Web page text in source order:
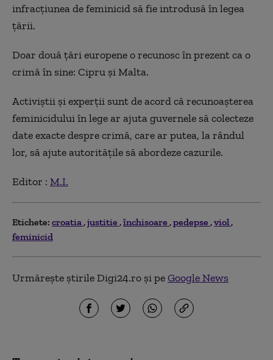
infracțiunea de feminicid să fie introdusă în legea
țării.
Doar două țări europene o recunosc în prezent ca o
crimă în sine: Cipru și Malta.
Activiștii și experții sunt de acord că recunoașterea
feminicidului în lege ar ajuta guvernele să colecteze
date exacte despre crimă, care ar putea, la rândul
lor, să ajute autoritățile să abordeze cazurile.
Editor : M.I.
Etichete: croatia justitie închisoare pedepse viol
feminicid
Urmărește știrile Digi24.ro și peGoogle News